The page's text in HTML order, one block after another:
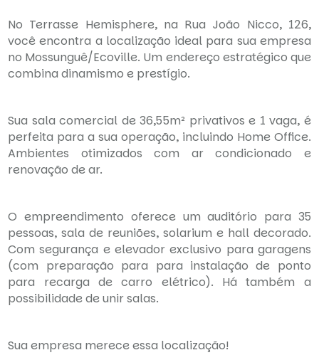
No Terrasse Hemisphere, na Rua João Nicco, 126,
você encontra a localização ideal para sua empresa
no Mossunguê/Ecoville. Um endereço estratégico que
combina dinamismo e prestígio.
Sua sala comercial de 36,55m² privativos e 1 vaga, é
perfeita para a sua operação, incluindo Home Office.
Ambientes otimizados com ar condicionado e
renovação de ar.
O empreendimento oferece um auditório para 35
pessoas, sala de reuniões, solarium e hall decorado.
Com segurança e elevador exclusivo para garagens
(com preparação para para instalação de ponto
para recarga de carro elétrico). Há também a
possibilidade de unir salas.
Sua empresa merece essa localização!